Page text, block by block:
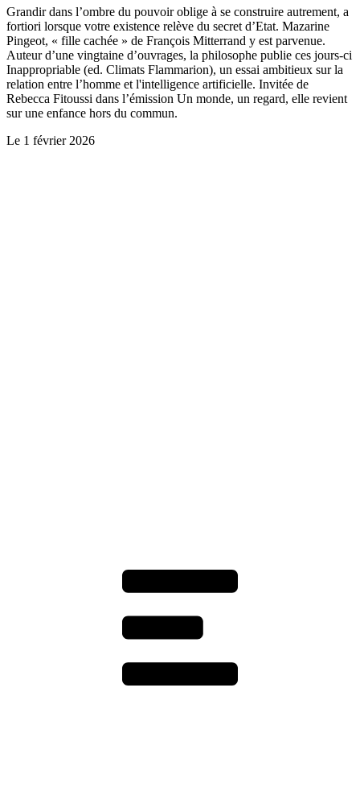
Grandir dans l’ombre du pouvoir oblige à se construire autrement, a
fortiori lorsque votre existence relève du secret d’Etat. Mazarine
Pingeot, « fille cachée » de François Mitterrand y est parvenue.
Auteur d’une vingtaine d’ouvrages, la philosophe publie ces jours-ci
Inappropriable (ed. Climats Flammarion), un essai ambitieux sur la
relation entre l’homme et l'intelligence artificielle. Invitée de
Rebecca Fitoussi dans l’émission Un monde, un regard, elle revient
sur une enfance hors du commun.
Le 1 février 2026